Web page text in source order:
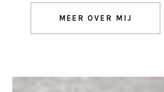
MEER OVER MIJ